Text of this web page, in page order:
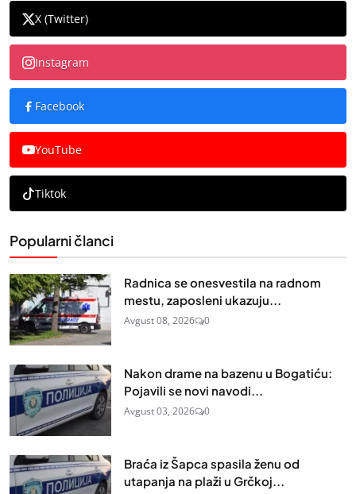
X (Twitter)
Instagram
Facebook
YouTube
Tiktok
Popularni članci
Radnica se onesvestila na radnom
mestu, zaposleni ukazuju...
Avgust 08, 2026 0
Nakon drame na bazenu u Bogatiću:
Pojavili se novi navodi...
Avgust 03, 2026 0
Braća iz Šapca spasila ženu od
utapanja na plaži u Grčkoj...